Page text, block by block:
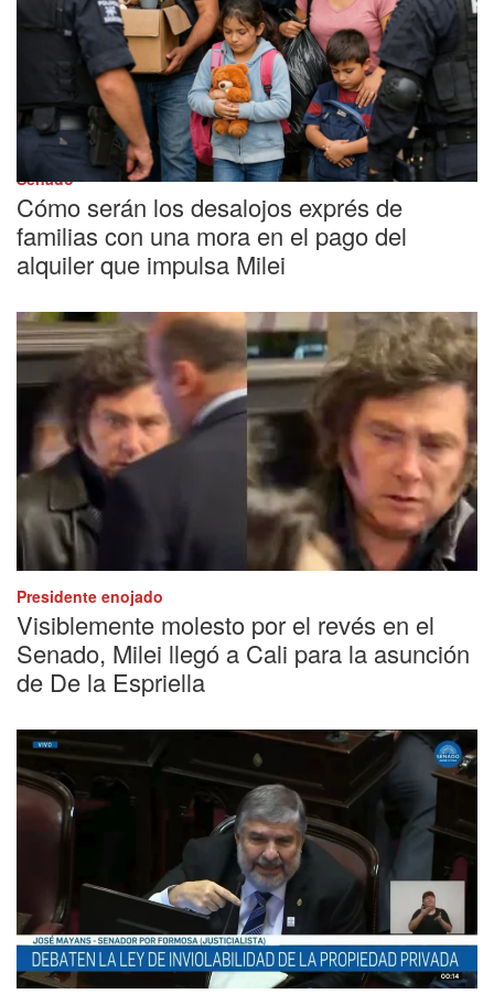
Senado
Cómo serán los desalojos exprés de
familias con una mora en el pago del
alquiler que impulsa Milei
Presidente enojado
Visiblemente molesto por el revés en el
Senado, Milei llegó a Cali para la asunción
de De la Espriella